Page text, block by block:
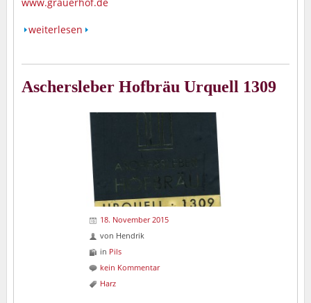
weiterlesen
Aschersleber Hofbräu Urquell 1309
18. November 2015
von Hendrik
in Pils
kein Kommentar
Harz